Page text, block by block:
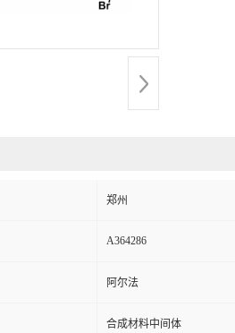
郑州
A364286
阿尔法
合成材料中间体